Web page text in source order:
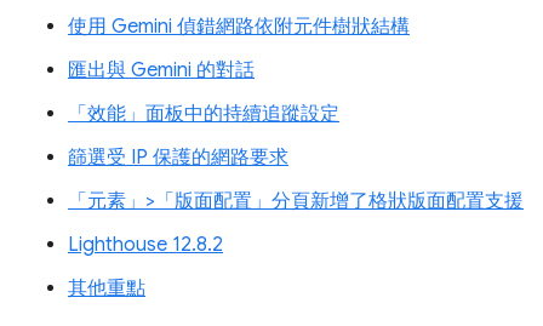
使用 Gemini 偵錯網路依附元件樹狀結構
匯出與 Gemini 的對話
「效能」面板中的持續追蹤設定
篩選受 IP 保護的網路要求
「元素」>「版面配置」分頁新增了格狀版面配置支援
Lighthouse 12.8.2
其他重點